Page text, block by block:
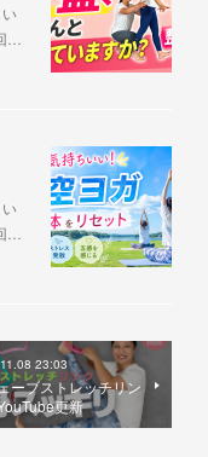
…
…
23:03
ーブストレッチリン
更新